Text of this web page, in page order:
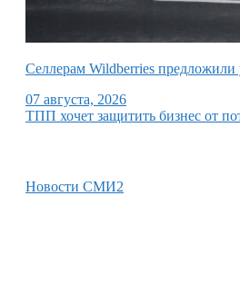
Селлерам Wildberries предложили
07 августа, 2026
ТПП хочет защитить бизнес от
Новости СМИ2